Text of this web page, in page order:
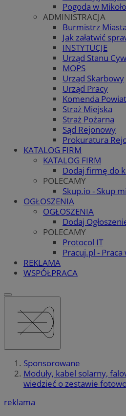
Pogoda w
ADMINISTRACJA
Burmistrz Miasta
Jak załatwić
INSTYTUCJE
Urząd Stanu
MOPS
Urząd Skarbowy
Urząd Pracy
Komenda
Straż Miejska
Straż Pożarna
Sąd Rejonowy
Prokuratura
KATALOG FIRM
KATALOG FIRM
Dodaj firmę do
POLECAMY
Skup.io - Skup
OGŁOSZENIA
OGŁOSZENIA
Dodaj
POLECAMY
Protocol IT
Pracuj.pl - Praca
REKLAMA
WSPÓŁPRACA
Sponsorowane
Moduły, kabel solarny,
wiedzieć o zestawie
reklama